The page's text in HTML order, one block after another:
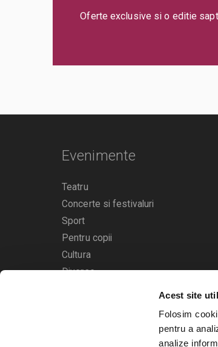
Acest site
Folosim
pentru a
analize
Oferte exclusive si o editie
Evenimente
Teatru
Concerte si festivaluri
Sport
Pentru copii
Cultura
Diverse
Calendarul evenimentelor